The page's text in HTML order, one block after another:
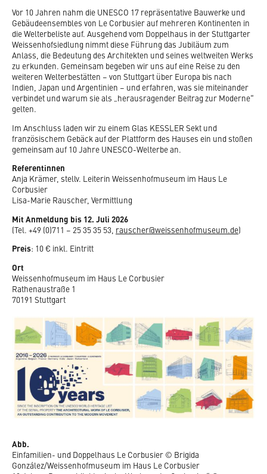
Vor 10 Jahren nahm die UNESCO 17 repräsentative Bauwerke und
Gebäudeensembles von Le Corbusier auf mehreren Kontinenten in
die Welterbeliste auf. Ausgehend vom Doppelhaus in der Stuttgarter
Weissenhofsiedlung nimmt diese Führung das Jubiläum zum
Anlass, die Bedeutung des Architekten und seines weltweiten Werks
zu erkunden. Gemeinsam begeben wir uns auf eine Reise zu den
weiteren Welterbestätten – von Stuttgart über Europa bis nach
Indien, Japan und Argentinien – und erfahren, was sie miteinander
verbindet und warum sie als „herausragender Beitrag zur Moderne“
gelten.
Im Anschluss laden wir zu einem Glas KESSLER Sekt und
französischem Gebäck auf der Plattform des Hauses ein und stoßen
gemeinsam auf 10 Jahre UNESCO-Welterbe an.
Referentinnen
Anja Krämer, stellv. Leiterin Weissenhofmuseum im Haus Le
Corbusier
Lisa-Marie Rauscher, Vermittlung
Mit Anmeldung bis 12. Juli 2026
(Tel. +49 (0)711 – 25 35 35 53, rauscher@weissenhofmuseum.de)
Preis: 10 € inkl. Eintritt
Ort
Weissenhofmuseum im Haus Le Corbusier
Rathenaustraße 1
70191 Stuttgart
Abb.
Einfamilien- und Doppelhaus Le Corbusier © Brigida
González/Weissenhofmuseum im Haus Le Corbusier